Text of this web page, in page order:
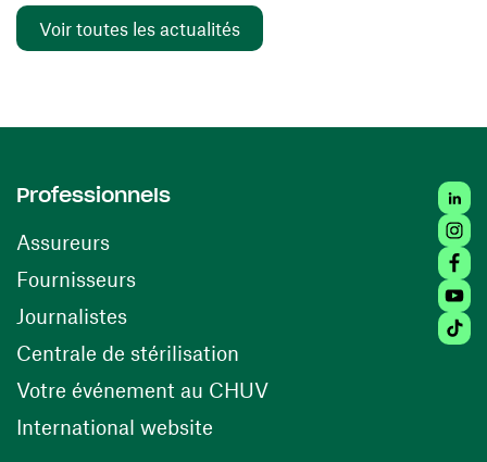
Voir toutes les actualités
Professionnels
Assureurs
Fournisseurs(ouvre une nouvelle fenêtre)
Journalistes
Centrale de stérilisation (ouvre une nouvelle
Votre événement au CHUV(ouvre une nouvelle
International website